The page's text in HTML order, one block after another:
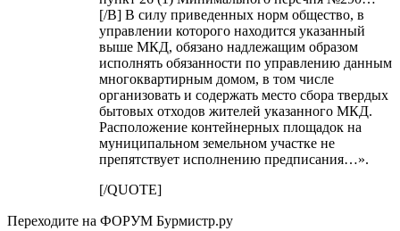
[/B] В силу приведенных норм общество, в
управлении которого находится указанный
выше МКД, обязано надлежащим образом
исполнять обязанности по управлению данным
многоквартирным домом, в том числе
организовать и содержать место сбора твердых
бытовых отходов жителей указанного МКД.
Расположение контейнерных площадок на
муниципальном земельном участке не
препятствует исполнению предписания…».
[/QUOTE]
Переходите на ФОРУМ Бурмистр.ру